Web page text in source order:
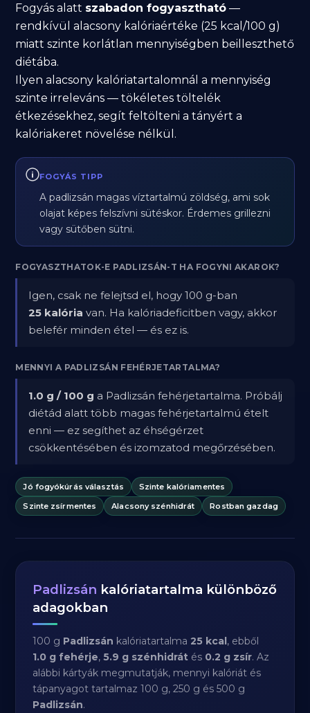
Fogyás alatt szabadon fogyasztható —
rendkívül alacsony kalóriaértéke (25 kcal/100 g)
miatt szinte korlátlan mennyiségben beilleszthető
diétába.
Ilyen alacsony kalóriatartalomnál a mennyiség
szinte irreleváns — tökéletes töltelék
étkezésekhez, segít feltölteni a tányért a
kalóriakeret növelése nélkül.
FOGYÁS TIPP
A padlizsán magas víztartalmú zöldség, ami sok
olajat képes felszívni sütéskor. Érdemes grillezni
vagy sütőben sütni.
FOGYASZTHATOK-E PADLIZSÁN-T HA FOGYNI AKAROK?
Igen, csak ne felejtsd el, hogy 100 g-ban
25 kalória van. Ha kalóriadeficitben vagy, akkor
belefér minden étel — és ez is.
MENNYI A PADLIZSÁN FEHÉRJETARTALMA?
1.0 g / 100 g a Padlizsán fehérjetartalma. Próbálj
diétád alatt több magas fehérjetartalmú ételt
enni — ez segíthet az éhségérzet
csökkentésében és izomzatod megőrzésében.
Jó fogyókúrás választás
Szinte kalóriamentes
Szinte zsírmentes
Alacsony szénhidrát Rostban gazdag
Padlizsán kalóriatartalma különböző
adagokban
100 g Padlizsán kalóriatartalma25 kcal, ebből
1.0 g fehérje,5.9 g szénhidrát és 0.2 g zsír. Az
alábbi kártyák megmutatják, mennyi kalóriát és
tápanyagot tartalmaz 100 g, 250 g és 500 g
Padlizsán.